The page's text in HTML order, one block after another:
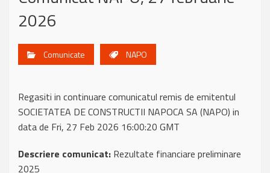
2026
Comunicate NAPO
Regasiti in continuare comunicatul remis de emitentul
SOCIETATEA DE CONSTRUCTII NAPOCA SA (NAPO) in
data de Fri, 27 Feb 2026 16:00:20 GMT
Descriere comunicat: Rezultate financiare preliminare
2025